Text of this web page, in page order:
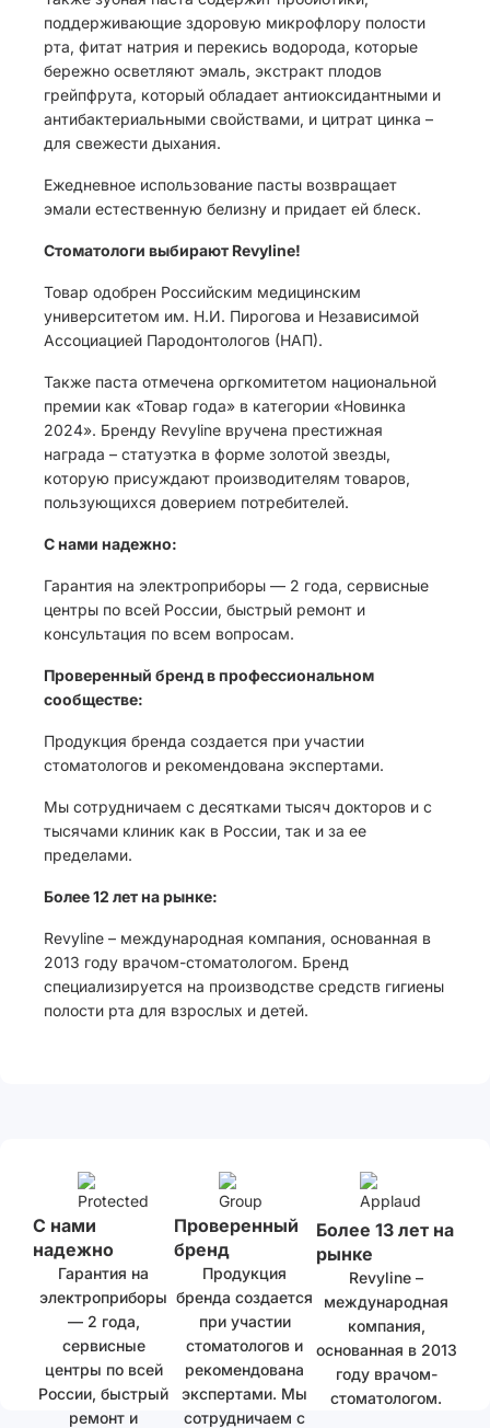
поддерживающие здоровую микрофлору полости
рта, фитат натрия и перекись водорода, которые
бережно осветляют эмаль, экстракт плодов
грейпфрута, который обладает антиоксидантными и
антибактериальными свойствами, и цитрат цинка –
для свежести дыхания.
Ежедневное использование пасты возвращает
эмали естественную белизну и придает ей блеск.
Стоматологи выбирают Revyline!
Товар одобрен Российским медицинским
университетом им. Н.И. Пирогова и Независимой
Ассоциацией Пародонтологов (НАП).
Также паста отмечена оргкомитетом национальной
премии как «Товар года» в категории «Новинка
2024». Бренду Revyline вручена престижная
награда – статуэтка в форме золотой звезды,
которую присуждают производителям товаров,
пользующихся доверием потребителей.
С нами надежно:
Гарантия на электроприборы — 2 года, сервисные
центры по всей России, быстрый ремонт и
консультация по всем вопросам.
Проверенный бренд в профессиональном
сообществе:
Продукция бренда создается при участии
стоматологов и рекомендована экспертами.
Мы сотрудничаем с десятками тысяч докторов и с
тысячами клиник как в России, так и за ее
пределами.
Более 12 лет на рынке:
Revyline – международная компания, основанная в
2013 году врачом-стоматологом. Бренд
специализируется на производстве средств гигиены
полости рта для взрослых и детей.
С нами
надежно
Гарантия на
электроприборы
— 2 года,
сервисные
центры по всей
России, быстрый
ремонт и
Проверенный
бренд
Продукция
бренда создается
при участии
стоматологов и
рекомендована
экспертами. Мы
сотрудничаем с
Более 13 лет на
рынке
Revyline –
международная
компания,
основанная в 2013
году врачом-
стоматологом.